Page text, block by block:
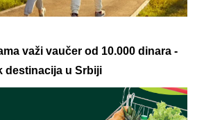
važi vaučer od 10.000 dinara -
destinacija u Srbiji